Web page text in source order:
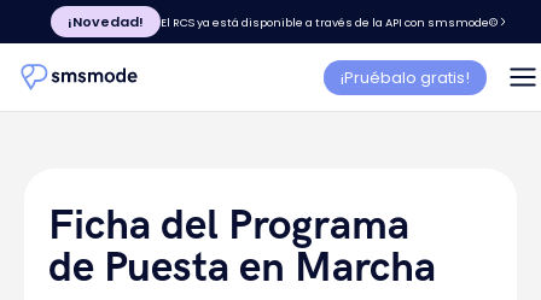
¡Novedad! El RCS ya está disponible a través de la API con smsmode©
¡Pruébalo gratis!
Ficha del Programa
de Puesta en Marcha